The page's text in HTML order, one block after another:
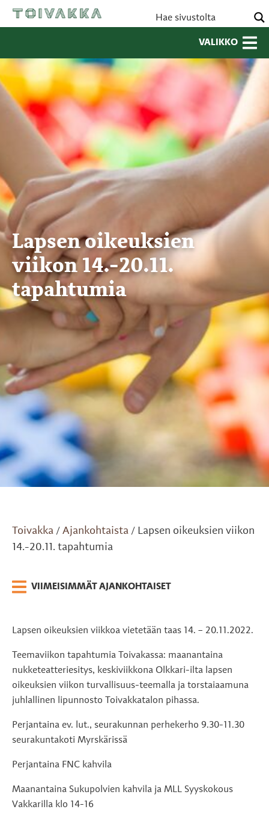
VALIKKO
Lapsen oikeuksien
viikon 14.-20.11.
tapahtumia
Toivakka / Ajankohtaista / Lapsen oikeuksien viikon
14.-20.11. tapahtumia
VIIMEISIMMÄT AJANKOHTAISET
Lapsen oikeuksien viikkoa vietetään taas 14. – 20.11.2022.
Teemaviikon tapahtumia Toivakassa: maanantaina
nukketeatteriesitys, keskiviikkona Olkkari-ilta lapsen
oikeuksien viikon turvallisuus-teemalla ja torstaiaamuna
juhlallinen lipunnosto Toivakkatalon pihassa.
Perjantaina ev. lut., seurakunnan perhekerho 9.30-11.30
seurakuntakoti Myrskärissä
Perjantaina FNC kahvila
Maanantaina Sukupolvien kahvila ja MLL Syyskokous
Vakkarilla klo 14-16